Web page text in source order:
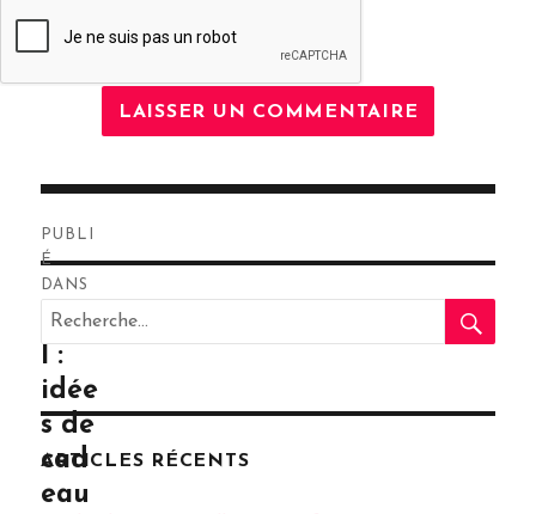
de
l’article
PUBLI
É
DANS
Noë
l :
idée
s de
cad
eau
Recherche
pour
:
ARTICLES RÉCENTS